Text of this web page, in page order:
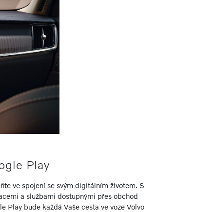
Play
ve spojení se svým digitálním životem. S
a službami dostupnými přes obchod
Play bude každá Vaše cesta ve voze Volvo